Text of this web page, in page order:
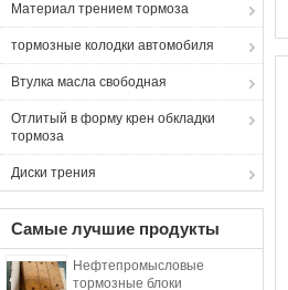
Материал трением тормоза
тормозные колодки автомобиля
Втулка масла свободная
Отлитый в форму крен обкладки
тормоза
Диски трения
Самые лучшие продукты
Нефтепромысловые
тормозные блоки